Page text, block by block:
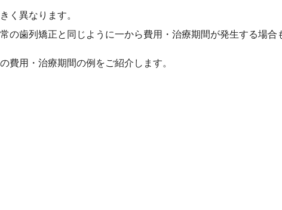
く異なります。
の歯列矯正と同じように一から費用・治療期間が発生する場合
費用・治療期間の例をご紹介します。